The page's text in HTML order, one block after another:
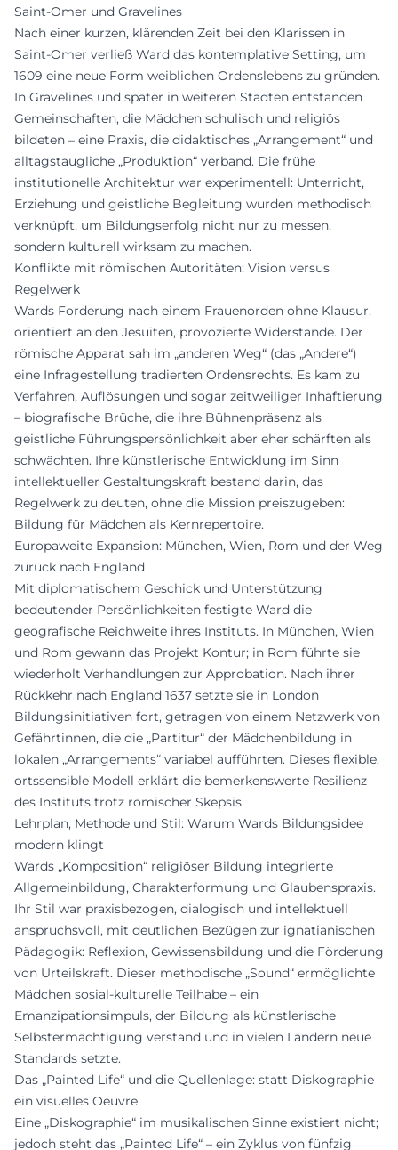
Saint-Omer und Gravelines
Nach einer kurzen, klärenden Zeit bei den Klarissen in
Saint-Omer verließ Ward das kontemplative Setting, um
1609 eine neue Form weiblichen Ordenslebens zu gründen.
In Gravelines und später in weiteren Städten entstanden
Gemeinschaften, die Mädchen schulisch und religiös
bildeten – eine Praxis, die didaktisches „Arrangement“ und
alltagstaugliche „Produktion“ verband. Die frühe
institutionelle Architektur war experimentell: Unterricht,
Erziehung und geistliche Begleitung wurden methodisch
verknüpft, um Bildungserfolg nicht nur zu messen,
sondern kulturell wirksam zu machen.
Konflikte mit römischen Autoritäten: Vision versus
Regelwerk
Wards Forderung nach einem Frauenorden ohne Klausur,
orientiert an den Jesuiten, provozierte Widerstände. Der
römische Apparat sah im „anderen Weg“ (das „Andere“)
eine Infragestellung tradierten Ordensrechts. Es kam zu
Verfahren, Auflösungen und sogar zeitweiliger Inhaftierung
– biografische Brüche, die ihre Bühnenpräsenz als
geistliche Führungspersönlichkeit aber eher schärften als
schwächten. Ihre künstlerische Entwicklung im Sinn
intellektueller Gestaltungskraft bestand darin, das
Regelwerk zu deuten, ohne die Mission preiszugeben:
Bildung für Mädchen als Kernrepertoire.
Europaweite Expansion: München, Wien, Rom und der Weg
zurück nach England
Mit diplomatischem Geschick und Unterstützung
bedeutender Persönlichkeiten festigte Ward die
geografische Reichweite ihres Instituts. In München, Wien
und Rom gewann das Projekt Kontur; in Rom führte sie
wiederholt Verhandlungen zur Approbation. Nach ihrer
Rückkehr nach England 1637 setzte sie in London
Bildungsinitiativen fort, getragen von einem Netzwerk von
Gefährtinnen, die die „Partitur“ der Mädchenbildung in
lokalen „Arrangements“ variabel aufführten. Dieses flexible,
ortssensible Modell erklärt die bemerkenswerte Resilienz
des Instituts trotz römischer Skepsis.
Lehrplan, Methode und Stil: Warum Wards Bildungsidee
modern klingt
Wards „Komposition“ religiöser Bildung integrierte
Allgemeinbildung, Charakterformung und Glaubenspraxis.
Ihr Stil war praxisbezogen, dialogisch und intellektuell
anspruchsvoll, mit deutlichen Bezügen zur ignatianischen
Pädagogik: Reflexion, Gewissensbildung und die Förderung
von Urteilskraft. Dieser methodische „Sound“ ermöglichte
Mädchen sosial-kulturelle Teilhabe – ein
Emanzipationsimpuls, der Bildung als künstlerische
Selbstermächtigung verstand und in vielen Ländern neue
Standards setzte.
Das „Painted Life“ und die Quellenlage: statt Diskographie
ein visuelles Oeuvre
Eine „Diskographie“ im musikalischen Sinne existiert nicht;
jedoch steht das „Painted Life“ – ein Zyklus von fünfzig